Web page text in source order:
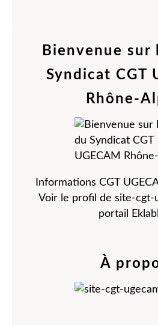
Bienvenue sur
Syndicat CGT
Rhône-
Informations CGT
Voir le profil de site-cgt-
portail
À